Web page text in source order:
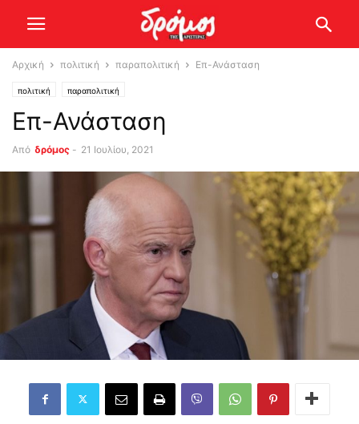
Αρχική πολιτική παραπολιτική Επ-Ανάσταση
πολιτική παραπολιτική
Επ-Ανάσταση
Από δρόμος - 21 Ιουλίου, 2021